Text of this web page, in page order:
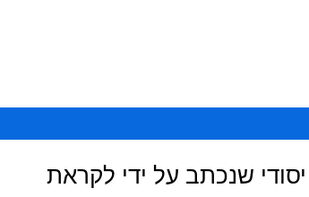
שנכתב על ידי לקראת